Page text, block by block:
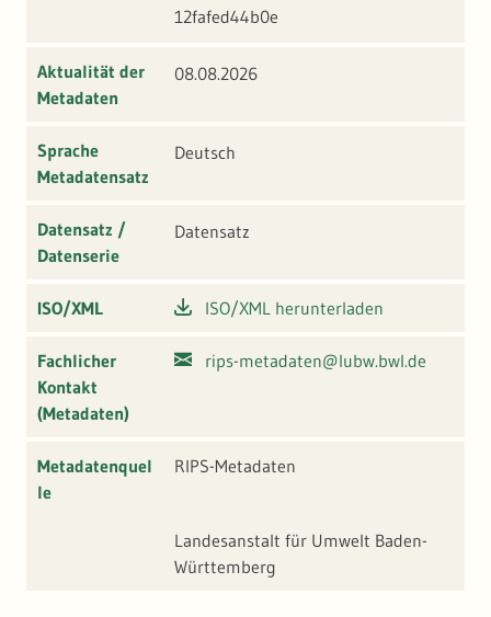
12fafed44b0e
Aktualität der
Metadaten
08.08.2026
Sprache
Metadatensatz
Deutsch
Datensatz /
Datenserie
Datensatz
ISO/XML ISO/XML herunterladen
Fachlicher
Kontakt
(Metadaten)
rips-metadaten@lubw.bwl.de
Metadatenquel
le
RIPS-Metadaten
Landesanstalt für Umwelt Baden-
Württemberg